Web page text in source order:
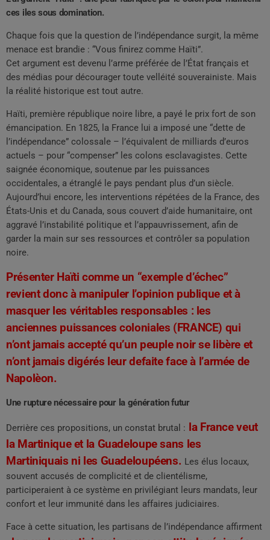
ces iles sous domination.
Chaque fois que la question de l’indépendance surgit, la même
menace est brandie : “Vous finirez comme Haïti”.
Cet argument est devenu l’arme préférée de l’État français et
des médias pour décourager toute velléité souverainiste. Mais
la réalité historique est tout autre.
Haïti, première république noire libre, a payé le prix fort de son
émancipation. En 1825, la France lui a imposé une “dette de
l’indépendance” colossale – l’équivalent de milliards d’euros
actuels – pour “compenser” les colons esclavagistes. Cette
saignée économique, soutenue par les puissances
occidentales, a étranglé le pays pendant plus d’un siècle.
Aujourd’hui encore, les interventions répétées de la France, des
États-Unis et du Canada, sous couvert d’aide humanitaire, ont
aggravé l’instabilité politique et l’appauvrissement, afin de
garder la main sur ses ressources et contrôler sa population
noire.
Présenter Haïti comme un “exemple d’échec”
revient donc à manipuler l’opinion publique et à
masquer les véritables responsables : les
anciennes puissances coloniales (FRANCE) qui
n’ont jamais accepté qu’un peuple noir se libère et
n’ont jamais digérés leur defaite face à l’armée de
Napolèon.
Une rupture nécessaire pour la génération futur
Derrière ces propositions, un constat brutal :
la France veut
la Martinique et la Guadeloupe sans les
Martiniquais ni les Guadeloupéens. Les élus locaux,
souvent accusés de complicité et de clientélisme,
participeraient à ce système en privilégiant leurs mandats, leur
confort et leur immunité dans les affaires judiciaires.
Face à cette situation, les partisans de l’indépendance affirment